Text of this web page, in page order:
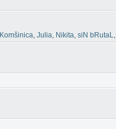
Komšinica, Julia, Nikita, siN bRutaL,